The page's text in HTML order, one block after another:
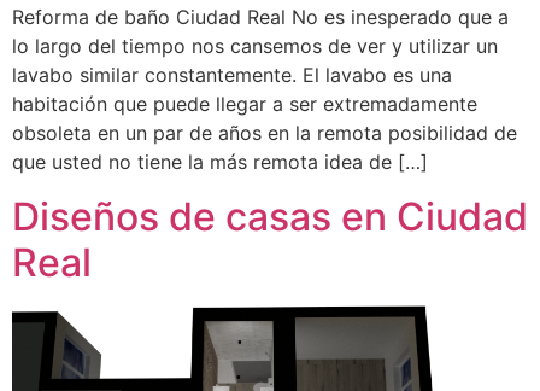
Reforma de baño Ciudad Real No es inesperado que a
lo largo del tiempo nos cansemos de ver y utilizar un
lavabo similar constantemente. El lavabo es una
habitación que puede llegar a ser extremadamente
obsoleta en un par de años en la remota posibilidad de
que usted no tiene la más remota idea de […]
Diseños de casas en Ciudad
Real